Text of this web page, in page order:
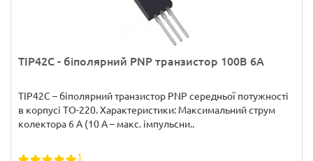
TIP42C - біполярний PNP транзистор 100В 6А
TIP42C – біполярний транзистор PNP середньої потужності
в корпусі TO-220. Характеристики: Максимальний струм
колектора 6 А (10 А – макс. імпульсни..
1